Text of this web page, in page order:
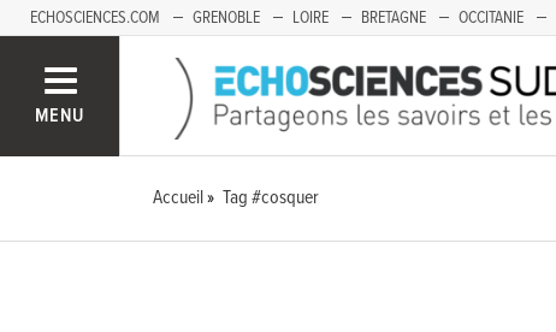
ECHOSCIENCES.COM GRENOBLE LOIRE BRETAGNE OCCITANIE
MENU
Accueil Tag #cosquer